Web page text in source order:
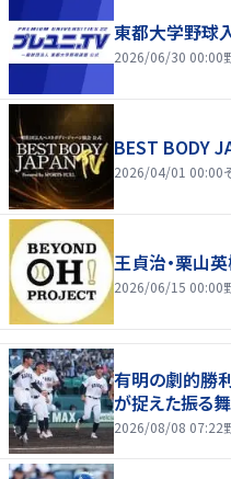
東都大学野球
2026/06/30 00:00
BEST BODY
2026/04/01 00:00
王貞治・栗山
2026/06/15 00:00
有明の劇的勝
が捉えた振る舞
2026/08/08 07:22